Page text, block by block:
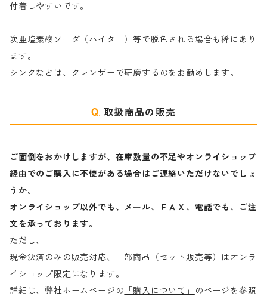
付着しやすいです。
次亜塩素酸ソーダ（ハイター）等で脱色される場合も稀にあり
ます。
シンクなどは、クレンザーで研磨するのをお勧めします。
取扱商品の販売
ご面倒をおかけしますが、在庫数量の不足やオンライショップ
経由でのご購入に不便がある場合はご連絡いただけないでしょ
うか。
オンライショップ以外でも、メール、ＦＡＸ、電話でも、ご注
文を承っております。
ただし、
現金決済のみの販売対応、一部商品（セット販売等）はオンラ
イショップ限定になります。
詳細は、弊社ホームページの 「購入について」
のページを参照